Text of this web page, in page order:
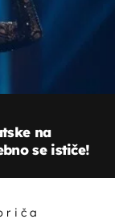
na
se ističe!